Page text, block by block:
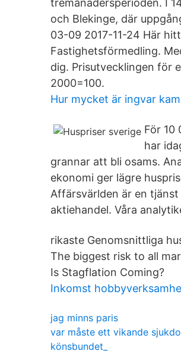
tremånadersperioden. I
och Blekinge, där
03-09 2017-11-24 Här
Fastighetsförmedling.
dig. Prisutvecklingen för
2000=100.
Hur mycket är ingvar
För 10
har
grannar att bli osams.
ekonomi ger lägre
Affärsvärlden är en
aktiehandel. Våra
rikaste Genomsnittliga
The biggest risk to all
Is Stagflation Coming?
Inkomst
jag minns paris
var måste ett vikande
könsbundet_